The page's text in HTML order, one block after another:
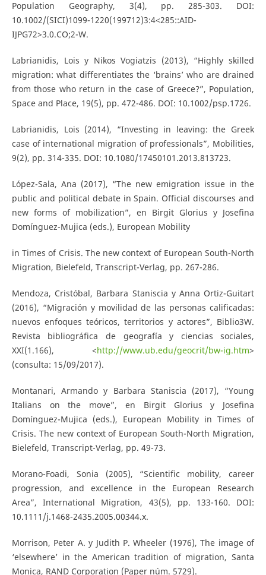
Population Geography, 3(4), pp. 285-303. DOI:
10.1002/(SICI)1099-1220(199712)3:4<285::AID-
IJPG72>3.0.CO;2-W.
Labrianidis, Lois y Nikos Vogiatzis (2013), “Highly skilled
migration: what differentiates the ‘brains’ who are drained
from those who return in the case of Greece?”, Population,
Space and Place, 19(5), pp. 472-486. DOI: 10.1002/psp.1726.
Labrianidis, Lois (2014), “Investing in leaving: the Greek
case of international migration of professionals”, Mobilities,
9(2), pp. 314-335. DOI: 10.1080/17450101.2013.813723.
López-Sala, Ana (2017), “The new emigration issue in the
public and political debate in Spain. Official discourses and
new forms of mobilization”, en Birgit Glorius y Josefina
Domínguez-Mujica (eds.), European Mobility
in Times of Crisis. The new context of European South-North
Migration, Bielefeld, Transcript-Verlag, pp. 267-286.
Mendoza, Cristóbal, Barbara Staniscia y Anna Ortiz-Guitart
(2016), “Migración y movilidad de las personas calificadas:
nuevos enfoques teóricos, territorios y actores”, Biblio3W.
Revista bibliográfica de geografía y ciencias sociales,
XXI(1.166), <http://www.ub.edu/geocrit/bw-ig.htm>
(consulta: 15/09/2017).
Montanari, Armando y Barbara Staniscia (2017), “Young
Italians on the move”, en Birgit Glorius y Josefina
Domínguez-Mujica (eds.), European Mobility in Times of
Crisis. The new context of European South-North Migration,
Bielefeld, Transcript-Verlag, pp. 49-73.
Morano-Foadi, Sonia (2005), “Scientific mobility, career
progression, and excellence in the European Research
Area”, International Migration, 43(5), pp. 133-160. DOI:
10.1111/j.1468-2435.2005.00344.x.
Morrison, Peter A. y Judith P. Wheeler (1976), The image of
‘elsewhere’ in the American tradition of migration, Santa
Monica, RAND Corporation (Paper núm. 5729).